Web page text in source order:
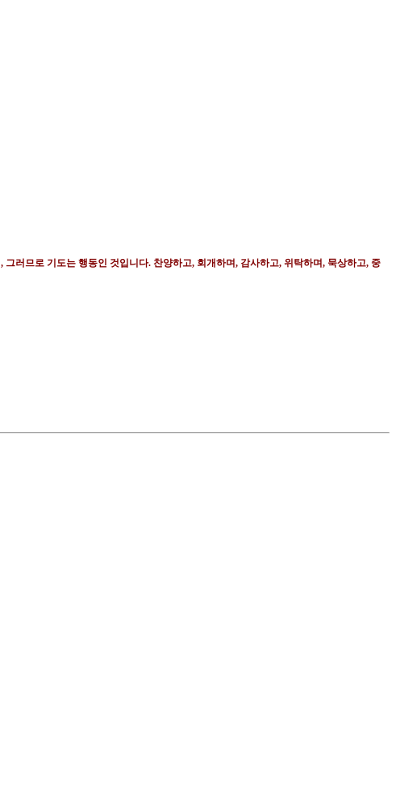
, 그러므로 기도는 행동인 것입니다. 찬양하고, 회개하며, 감사하고, 위탁하며, 묵상하고, 중